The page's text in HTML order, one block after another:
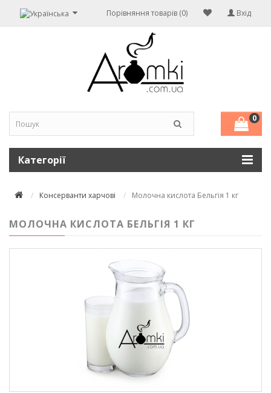
Вхід
Порівняння товарів (0)
0
Категорії
Консерванти харчові Молочна кислота Бельгія 1 кг
МОЛОЧНА КИСЛОТА БЕЛЬГІЯ 1 КГ